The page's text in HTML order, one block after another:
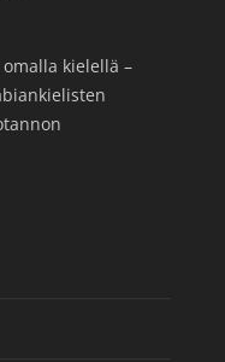
kielellä –